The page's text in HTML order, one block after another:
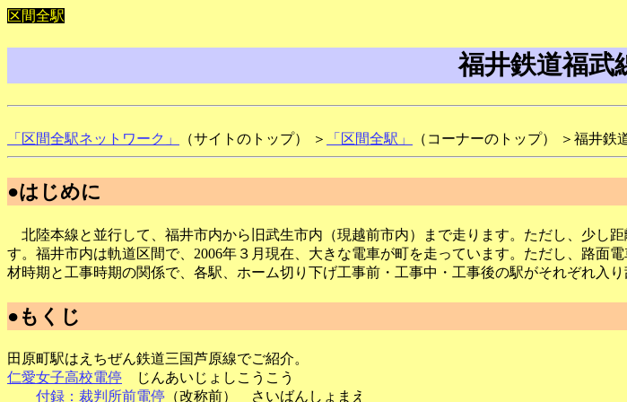
区間全駅
福井鉄道福
「区間全駅ネットワーク」 （サイトのトップ） ＞ 「区間全駅」 （コーナーのトップ） ＞福井鉄
●はじめに
北陸本線と並行して、福井市内から旧武生市内（現越前市内）まで走ります。ただし、少し
す。福井市内は軌道区間で、2006年３月現在、大きな電車が町を走っています。ただし、路面
材時期と工事時期の関係で、各駅、ホーム切り下げ工事前・工事中・工事後の駅がそれぞれ入り
●もくじ
田原町駅はえちぜん鉄道三国芦原線でご紹介。
仁愛女子高校電停 じんあいじょしこうこう
付録：裁判所前電停 （改称前） さいばんしょまえ